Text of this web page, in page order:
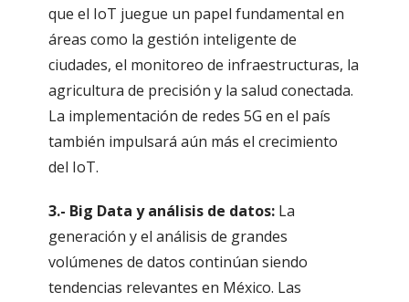
que el IoT juegue un papel fundamental en
áreas como la gestión inteligente de
ciudades, el monitoreo de infraestructuras, la
agricultura de precisión y la salud conectada.
La implementación de redes 5G en el país
también impulsará aún más el crecimiento
del IoT.
3.- Big Data y análisis de datos: La
generación y el análisis de grandes
volúmenes de datos continúan siendo
tendencias relevantes en México. Las